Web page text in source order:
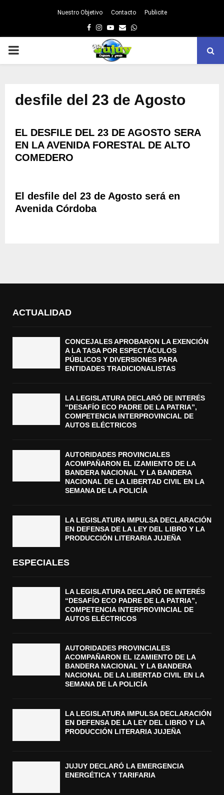
Nuestro Objetivo Contacto Publicite
Facebook
Instagram
Youtube
EmailWhatsapp
PRIMARY
desfile del 23 de Agosto
EL DESFILE DEL 23 DE AGOSTO SERA
EN LA AVENIDA FORESTAL DE ALTO
COMEDERO
El desfile del 23 de Agosto será en
Avenida Córdoba
ACTUALIDAD
CONCEJALES APROBARON LA EXENCIÓN
A LA TASA POR ESPECTÁCULOS
PÚBLICOS Y DIVERSIONES PARA
ENTIDADES TRADICIONALISTAS
LA LEGISLATURA DECLARÓ DE INTERÉS
“DESAFÍO ECO PADRE DE LA PATRIA”,
COMPETENCIA INTERPROVINCIAL DE
AUTOS ELÉCTRICOS
AUTORIDADES PROVINCIALES
ACOMPAÑARON EL IZAMIENTO DE LA
BANDERA NACIONAL Y LA BANDERA
NACIONAL DE LA LIBERTAD CIVIL EN LA
SEMANA DE LA POLICÍA
LA LEGISLATURA IMPULSA DECLARACIÓN
EN DEFENSA DE LA LEY DEL LIBRO Y LA
PRODUCCIÓN LITERARIA JUJEÑA
ESPECIALES
LA LEGISLATURA DECLARÓ DE INTERÉS
“DESAFÍO ECO PADRE DE LA PATRIA”,
COMPETENCIA INTERPROVINCIAL DE
AUTOS ELÉCTRICOS
AUTORIDADES PROVINCIALES
ACOMPAÑARON EL IZAMIENTO DE LA
BANDERA NACIONAL Y LA BANDERA
NACIONAL DE LA LIBERTAD CIVIL EN LA
SEMANA DE LA POLICÍA
LA LEGISLATURA IMPULSA DECLARACIÓN
EN DEFENSA DE LA LEY DEL LIBRO Y LA
PRODUCCIÓN LITERARIA JUJEÑA
JUJUY DECLARÓ LA EMERGENCIA
ENERGÉTICA Y TARIFARIA